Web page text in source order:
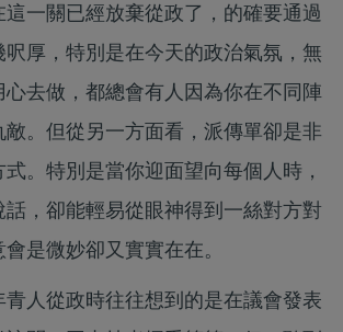
一關已經放棄從政了，的確要通過
呎厚，特別是在今天的政治氣氛，無
去做，都總會有人因為你在不同陣
。但從另一方面看，派傳單卻是非
。特別是當你迎面望向每個人時，
，卻能輕易從眼神得到一絲對方對
是微妙卻又實實在在。
人從政時往往想到的是在議會發表